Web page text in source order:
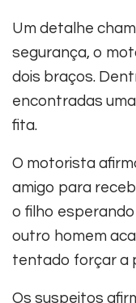
Um detalhe
segurança, o
dois braços.
encontradas
fita.
O motorista
amigo para
o filho
outro homem
tentado forçar a
Os suspeitos